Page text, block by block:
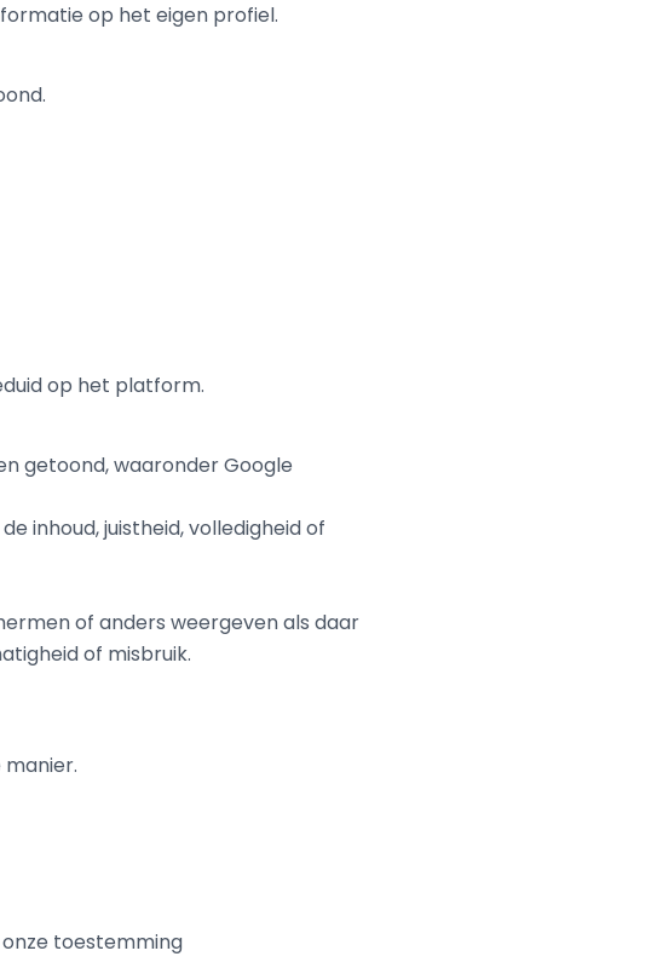
op het eigen profiel.
op het platform.
getoond, waaronder Google
inhoud, juistheid, volledigheid of
of anders weergeven als daar
of misbruik.
toestemming